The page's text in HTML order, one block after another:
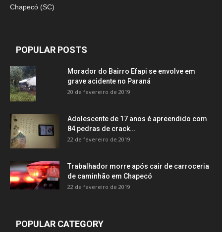
Chapecó (SC)
POPULAR POSTS
Morador do Bairro Efapi se envolve em
grave acidente no Paraná
20 de fevereiro de 2019
Adolescente de 17 anos é apreendido com
84 pedras de crack...
22 de fevereiro de 2019
Trabalhador morre após cair de carroceria
de caminhão em Chapecó
22 de fevereiro de 2019
POPULAR CATEGORY